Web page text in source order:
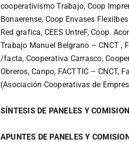
cooperativismo Trabajo, Coop
Bonaerense, Coop Envases
Red grafica, CEES UntreF, Coop.
Trabajo Manuel Belgrano – CNCT ,
/facta, Cooperativa Carrasco,
Obreros, Canpo, FACTTIC – CNCT,
(Asociación Cooperativas de
SÍNTESIS DE PANELES Y
APUNTES DE PANELES Y